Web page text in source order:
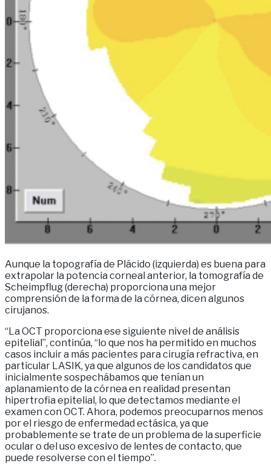
Aunque la topografía de Plácido (izquierda) es buena para
extrapolar la potencia corneal anterior, la tomografía de
Scheimpflug (derecha) proporciona una mejor
comprensión de la forma de la córnea, dicen algunos
cirujanos.
“La OCT proporciona ese siguiente nivel de análisis
epitelial”, continúa, “lo que nos ha permitido en muchos
casos incluir a más pacientes para cirugía refractiva, en
particular LASIK, ya que algunos de los candidatos que
inicialmente sospechábamos que tenían un
aplanamiento de la córnea en realidad presentan
hipertrofia epitelial, lo que detectamos mediante el
examen con OCT. Ahora, podemos preocuparnos menos
por el riesgo de enfermedad ectásica, ya que
probablemente se trate de un problema de la superficie
ocular o del uso excesivo de lentes de contacto, que
puede resolverse con el tiempo”.